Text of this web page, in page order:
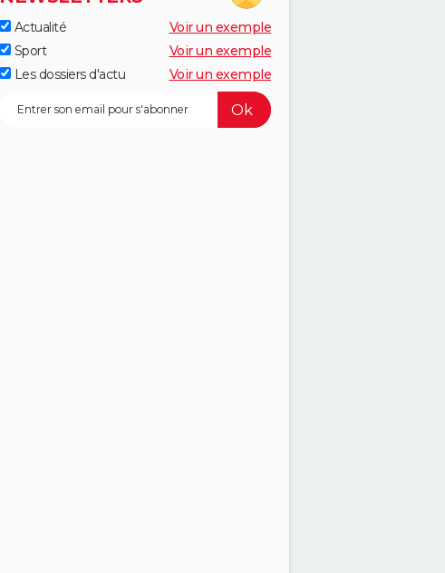
Actualité
Voir un exemple
Sport
Voir un exemple
Les dossiers d'actu
Voir un exemple